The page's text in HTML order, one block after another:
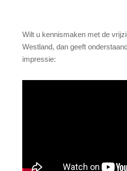
Wilt u kennismaken met de
Westland, dan geeft
impressie: